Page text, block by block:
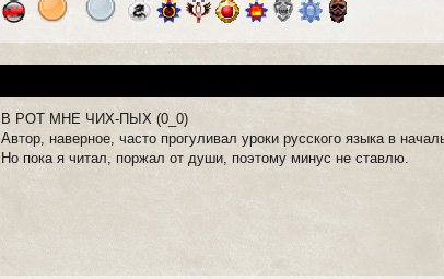
В РОТ МНЕ ЧИХ-ПЫХ (0_0)
Автор, наверное, часто прогуливал уроки русского языка в
Но пока я читал, поржал от души, поэтому минус не ставлю.